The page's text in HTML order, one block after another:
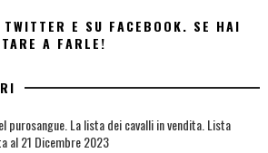
TWITTER E SU FACEBOOK. SE HAI
A FARLE!
purosangue. La lista dei cavalli in vendita. Lista
al 21 Dicembre 2023